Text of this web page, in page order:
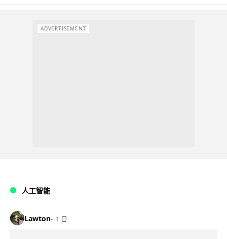
ADVERTISEMENT
人工智能
Lawton 1 日